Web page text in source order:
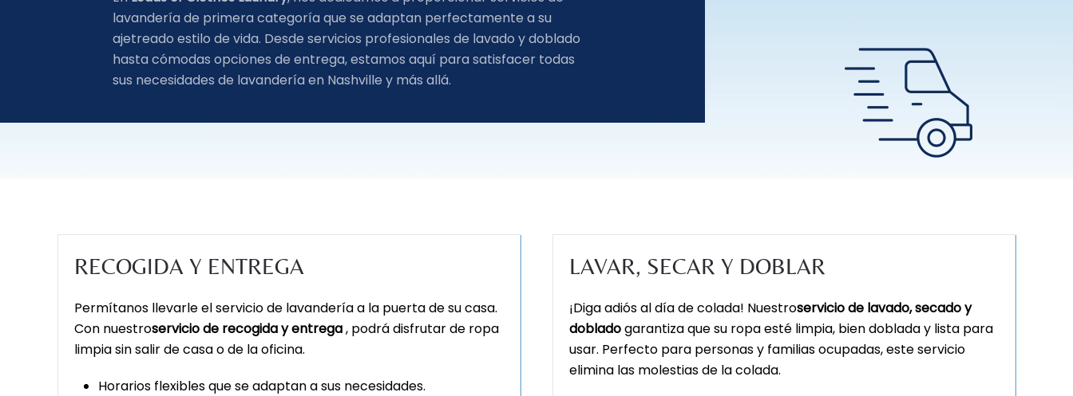
lavandería de primera categoría que se adaptan perfectamente a su
ajetreado estilo de vida. Desde servicios profesionales de lavado y doblado
hasta cómodas opciones de entrega, estamos aquí para satisfacer todas
sus necesidades de lavandería en Nashville y más allá.
RECOGIDA Y ENTREGA
Permítanos llevarle el servicio de lavandería a la puerta de su casa.
Con nuestroservicio de recogida y entrega, podrá disfrutar de ropa
limpia sin salir de casa o de la oficina.
Horarios flexibles que se adaptan a sus necesidades.
LAVAR, SECAR Y DOBLAR
¡Diga adiós al día de colada! Nuestroservicio de lavado, secado y
dobladogarantiza que su ropa esté limpia, bien doblada y lista para
usar. Perfecto para personas y familias ocupadas, este servicio
elimina las molestias de la colada.